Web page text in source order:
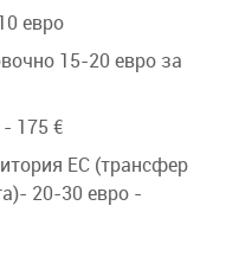
евро
15-20 евро за
175 €
ЕС (трансфер
20-30 евро -